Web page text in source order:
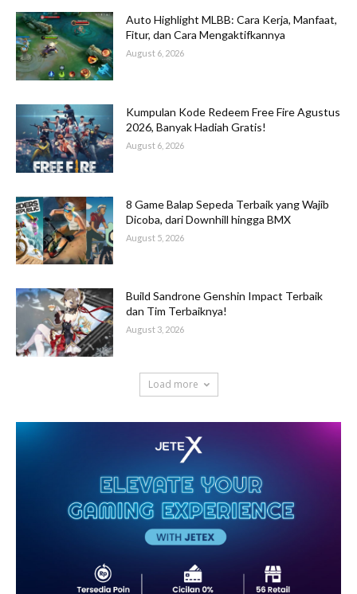
Auto Highlight MLBB: Cara Kerja, Manfaat,
Fitur, dan Cara Mengaktifkannya
August 6, 2026
Kumpulan Kode Redeem Free Fire Agustus
2026, Banyak Hadiah Gratis!
August 6, 2026
8 Game Balap Sepeda Terbaik yang Wajib
Dicoba, dari Downhill hingga BMX
August 5, 2026
Build Sandrone Genshin Impact Terbaik
dan Tim Terbaiknya!
August 3, 2026
Load more